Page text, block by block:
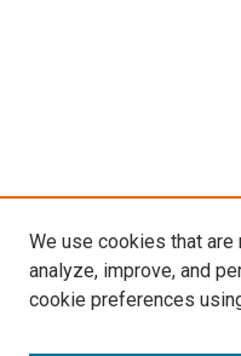
We use cookies that
analyze, improve, and
cookie preferences